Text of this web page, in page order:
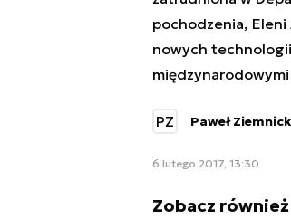
pochodzenia,
nowych
PZ Paweł
6 lutego 2017, 13:30
Zobacz również